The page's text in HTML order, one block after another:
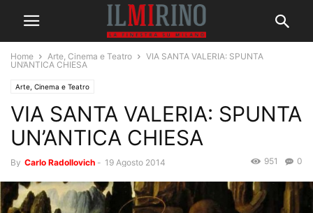
Home Arte, Cinema e Teatro
VIA SANTA VALERIA: SPUNTA
UN’ANTICA CHIESA
Arte, Cinema e Teatro
VIA SANTA VALERIA: SPUNTA
UN’ANTICA CHIESA
By Carlo Radollovich - 19 Agosto 2014 0
951